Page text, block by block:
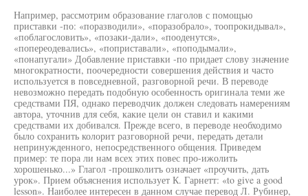
Например, рассмотрим образование глаголов с помощью
приставки -по: «поразводили», «поразобрало», тоопрокидывал»,
«поблагословить», «позаки-дали», «пооденутся»,
«попереодевались», «поприставали», «поподымали»,
«понапугали» Добавление приставки -по придает слову значение
многократности, поочередности совершения действия и часто
используется в повседневной, разговорной речи. В переводе
невозможно передать подобную особенность оригинала теми же
средствами ПЯ, однако переводчик должен следовать намерениям
автора, уточнив для себя, какие цели он ставил и какими
средствами их добивался. Прежде всего, в переводе необходимо
было сохранить колорит разговорной речи, передать детали
непринужденного, непосредственного общения. Приведем
пример: те пора ли нам всех этих повес про-ижолить
хорошенько...» Глагол -прошколитъ означает «проучить, дать
урок». Прием объяснения использует К. Гарнетт: «to give a good
lesson». Наиболее интересен в данном случае перевод Л. Рубинер,